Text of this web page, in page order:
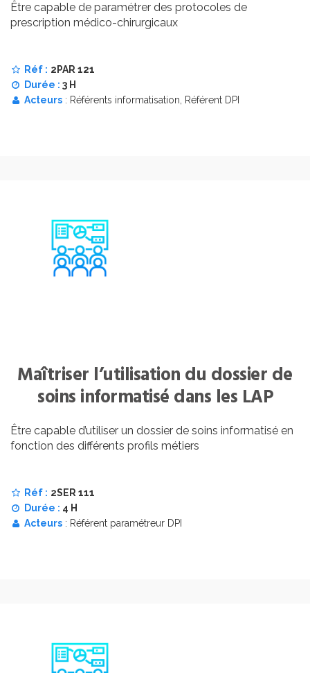
Être capable de paramétrer des protocoles de
prescription médico-chirurgicaux
Réf : 2PAR 121
Durée : 3 H
Acteurs : Référents informatisation, Référent DPI
Maîtriser l’utilisation du dossier de
soins informatisé dans les LAP
Être capable d’utiliser un dossier de soins informatisé en
fonction des différents profils métiers
Réf : 2SER 111
Durée : 4 H
Acteurs : Référent paramétreur DPI